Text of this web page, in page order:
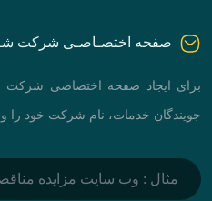
صفحه اختصـاصـی شرکت
برای ایجاد صفحه اختصاصی شرکت
جویندگان خدمات، نام شرکت خود را